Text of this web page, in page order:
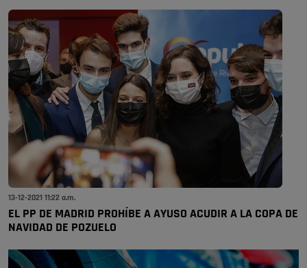
13-12-2021 11:22 a.m.
EL PP DE MADRID PROHÍBE A AYUSO ACUDIR A LA COPA DE
NAVIDAD DE POZUELO